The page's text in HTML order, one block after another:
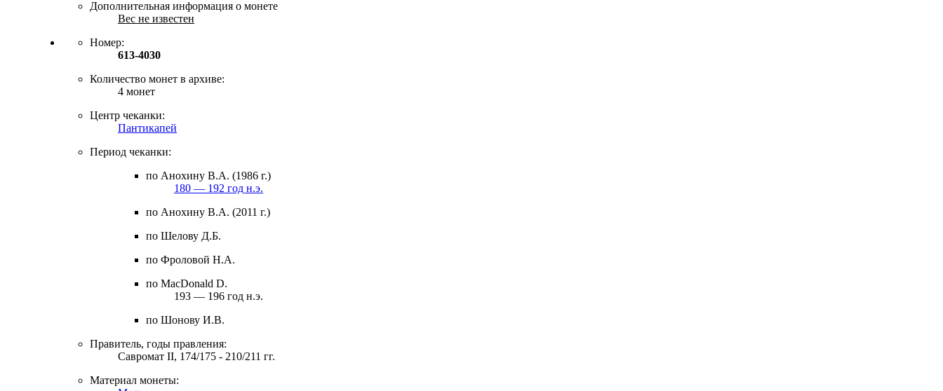
Дополнительная информация о монете
Вес не известен
Номер:
613-4030
Количество монет в архиве:
4 монет
Центр чеканки:
Пантикапей
Период чеканки:
по Анохину В.А. (1986 г.)
180 — 192 год н.э.
по Анохину В.А. (2011 г.)
по Шелову Д.Б.
по Фроловой Н.А.
по MacDonald D.
193 — 196 год н.э.
по Шонову И.В.
Правитель, годы правления:
Савромат II, 174/175 - 210/211 гг.
Материал монеты: